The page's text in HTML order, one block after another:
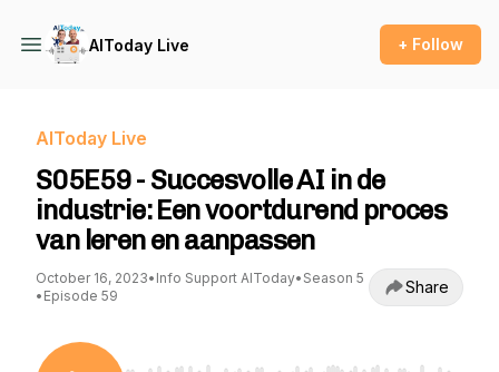
AIToday Live + Follow
AIToday Live
S05E59 - Succesvolle AI in de
industrie: Een voortdurend proces
van leren en aanpassen
October 16, 2023• Info Support AIToday• Season 5
• Episode 59 Share